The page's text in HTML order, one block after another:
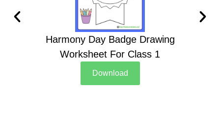
Harmony Day Badge Drawing
Worksheet For Class 1
Download